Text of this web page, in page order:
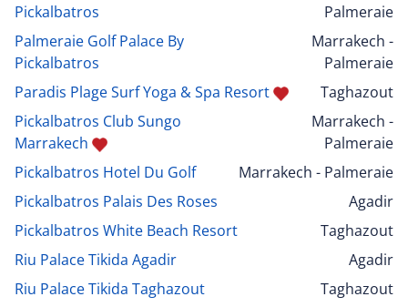
Pickalbatros
Palmeraie
Palmeraie Golf Palace By
Pickalbatros
Marrakech -
Palmeraie
Paradis Plage Surf Yoga & Spa Resort
Taghazout
Pickalbatros Club Sungo
Marrakech
Marrakech -
Palmeraie
Pickalbatros Hotel Du Golf
Marrakech - Palmeraie
Pickalbatros Palais Des Roses
Agadir
Pickalbatros White Beach Resort
Taghazout
Riu Palace Tikida Agadir
Agadir
Riu Palace Tikida Taghazout
Taghazout